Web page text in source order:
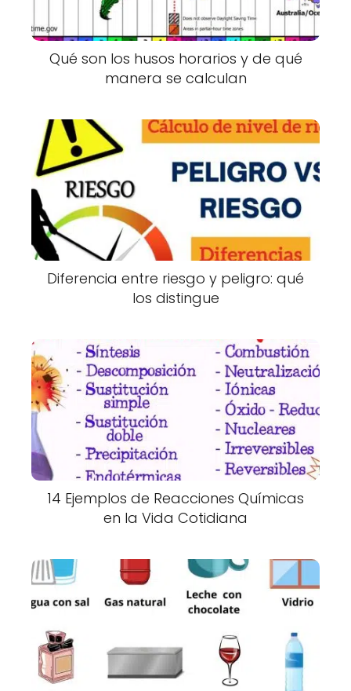
Qué son los husos horarios y de qué
manera se calculan
Diferencia entre riesgo y peligro: qué
los distingue
14 Ejemplos de Reacciones Químicas
en la Vida Cotidiana